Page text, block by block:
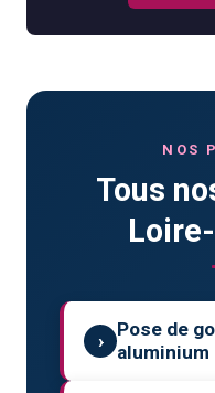
NOS
Tous
›
Pose de
aluminium